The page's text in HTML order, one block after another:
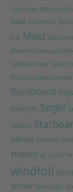
German
GWA harness
lTD Mast
Materialtransport
nähmaschine peters
Prellung Oberschenkel
Raceboard
Seegras Segel
Slotbox
tabou Taschen
trapez us vario
windfoil
Winter Womo Dk